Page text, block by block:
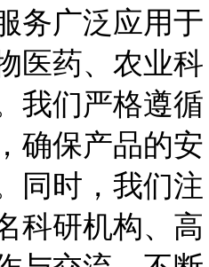
务广泛应用于
医药、农业科
我们严格遵循
确保产品的安
同时，我们注
科研机构、高